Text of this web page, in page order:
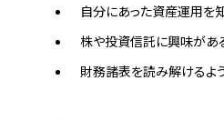
自分にあった資産運用を
株や投資信託に興味があ
財務諸表を読み解けるよ